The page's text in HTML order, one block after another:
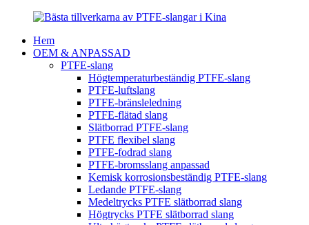
Hem
OEM & ANPASSAD
PTFE-slang
Högtemperaturbeständig PTFE-slang
PTFE-luftslang
PTFE-bränsleledning
PTFE-flätad slang
Slätborrad PTFE-slang
PTFE flexibel slang
PTFE-fodrad slang
PTFE-bromsslang anpassad
Kemisk korrosionsbeständig PTFE-slang
Ledande PTFE-slang
Medeltrycks PTFE slätborrad slang
Högtrycks PTFE slätborrad slang